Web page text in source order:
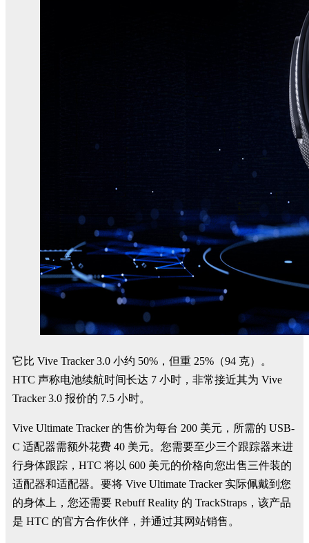
它比 Vive Tracker 3.0 小约 50%，但重 25%（94 克）。
HTC 声称电池续航时间长达 7 小时，非常接近其为 Vive
Tracker 3.0 报价的 7.5 小时。
Vive Ultimate Tracker 的售价为每台 200 美元，所需的 USB-
C 适配器需额外花费 40 美元。您需要至少三个跟踪器来进
行身体跟踪，HTC 将以 600 美元的价格向您出售三件装的
适配器和适配器。要将 Vive Ultimate Tracker 实际佩戴到您
的身体上，您还需要 Rebuff Reality 的 TrackStraps ，该产品
是 HTC 的官方合作伙伴，并通过其网站销售。